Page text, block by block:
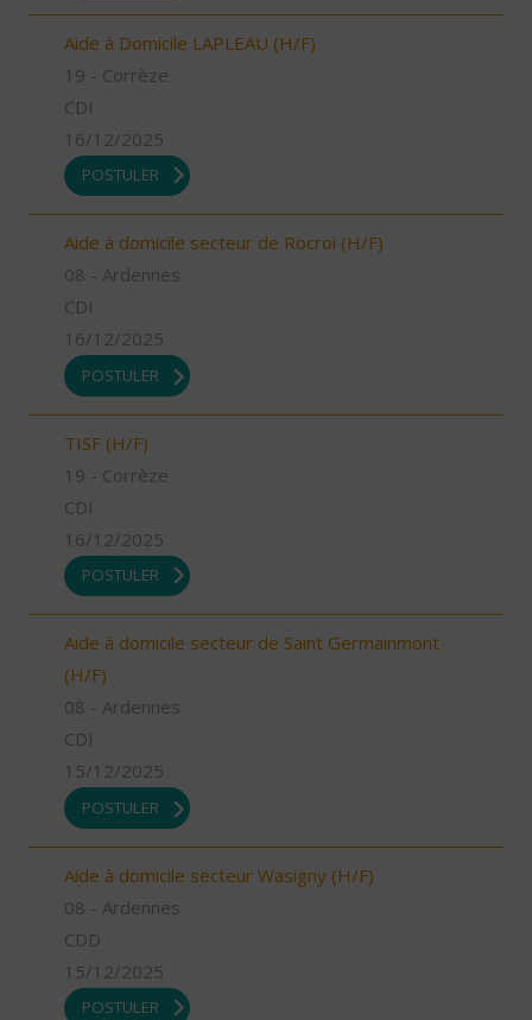
Aide à Domicile LAPLEAU (H/F)
19 - Corrèze
CDI
16/12/2025
POSTULER
Aide à domicile secteur de Rocroi (H/F)
08 - Ardennes
CDI
16/12/2025
POSTULER
TISF (H/F)
19 - Corrèze
CDI
16/12/2025
POSTULER
Aide à domicile secteur de Saint Germainmont
(H/F)
08 - Ardennes
CDI
15/12/2025
POSTULER
Aide à domicile secteur Wasigny (H/F)
08 - Ardennes
CDD
15/12/2025
POSTULER